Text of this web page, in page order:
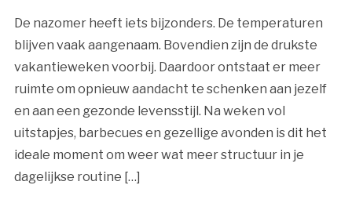
De nazomer heeft iets bijzonders. De temperaturen
blijven vaak aangenaam. Bovendien zijn de drukste
vakantieweken voorbij. Daardoor ontstaat er meer
ruimte om opnieuw aandacht te schenken aan jezelf
en aan een gezonde levensstijl. Na weken vol
uitstapjes, barbecues en gezellige avonden is dit het
ideale moment om weer wat meer structuur in je
dagelijkse routine […]